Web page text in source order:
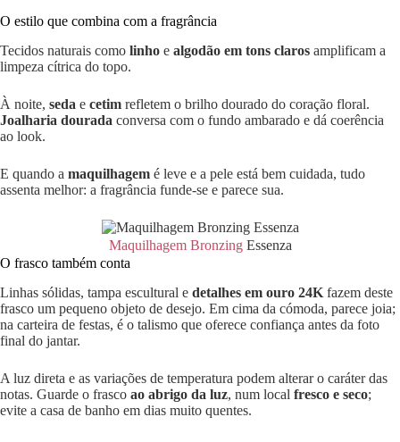
O estilo que combina com a fragrância
Tecidos naturais como linho e algodão em tons claros amplificam a
limpeza cítrica do topo.
À noite, seda e cetim refletem o brilho dourado do coração floral.
Joalharia dourada conversa com o fundo ambarado e dá coerência
ao look.
E quando a maquilhagem é leve e a pele está bem cuidada, tudo
assenta melhor: a fragrância funde-se e parece sua.
Maquilhagem BronzingEssenza
O frasco também conta
Linhas sólidas, tampa escultural e detalhes em ouro 24K fazem deste
frasco um pequeno objeto de desejo. Em cima da cómoda, parece joia;
na carteira de festas, é o talismo que oferece confiança antes da foto
final do jantar.
A luz direta e as variações de temperatura podem alterar o caráter das
notas. Guarde o frasco ao abrigo da luz, num local fresco e seco;
evite a casa de banho em dias muito quentes.